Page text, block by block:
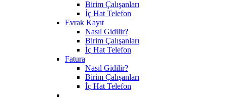
Birim Çalışanları
İç Hat Telefon
Evrak Kayıt
Nasıl Gidilir?
Birim Çalışanları
İç Hat Telefon
Fatura
Nasıl Gidilir?
Birim Çalışanları
İç Hat Telefon